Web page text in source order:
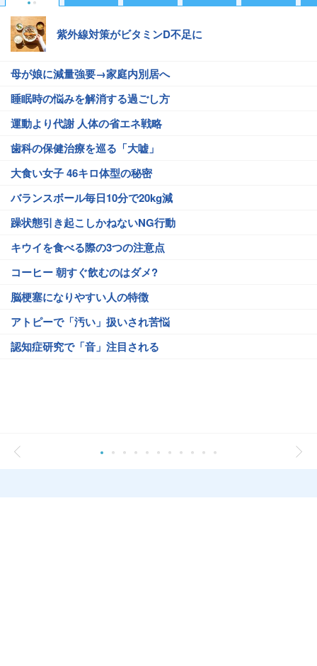
紫外線対策がビタミンD不足に
母が娘に減量強要→家庭内別居へ
睡眠時の悩みを解消する過ごし方
運動より代謝 人体の省エネ戦略
歯科の保健治療を巡る「大嘘」
大食い女子 46キロ体型の秘密
バランスボール毎日10分で20kg減
躁状態引き起こしかねないNG行動
キウイを食べる際の3つの注意点
コーヒー 朝すぐ飲むのはダメ?
脳梗塞になりやすい人の特徴
アトピーで「汚い」扱いされ苦悩
認知症研究で「音」注目される